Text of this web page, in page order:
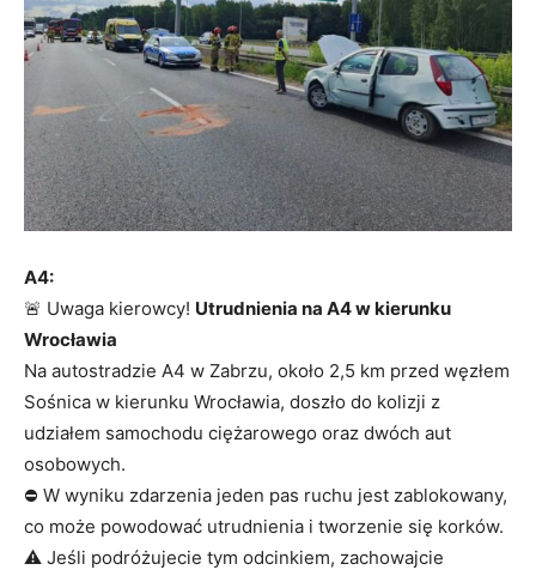
A4:
🚨 Uwaga kierowcy! Utrudnienia na A4 w kierunku
Wrocławia
Na autostradzie A4 w Zabrzu, około 2,5 km przed węzłem
Sośnica w kierunku Wrocławia, doszło do kolizji z
udziałem samochodu ciężarowego oraz dwóch aut
osobowych.
⛔ W wyniku zdarzenia jeden pas ruchu jest zablokowany,
co może powodować utrudnienia i tworzenie się korków.
⚠️ Jeśli podróżujecie tym odcinkiem, zachowajcie